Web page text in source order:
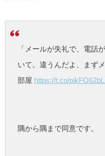
「メールが失礼で、電話
いて。違うんだよ、まず
部屋 https://t.co/
隅から隅まで同意です。